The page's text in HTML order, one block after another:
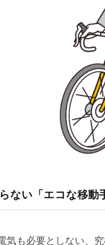
い地域なら電動アシスト自転車が
意識するなら「折りたたみ式」
ーの充電状況を日頃から確認す
ために準備しておくこと
険には必ず入っておくこと
空気やチェーンの緩みなどは乗る
めの「自転車防災術」
反射板・ヘルメットは必須装備
ない「エコな移動
気も必要としない、
過ごせている
ない誰かのお
【